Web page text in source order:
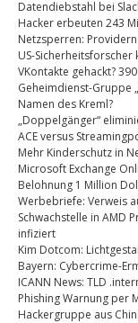
Datendiebstahl bei
Hacker erbeuten 243
Netzsperren:
US-Sicherheitsforscher
VKontakte gehackt?
Geheimdienst-Gruppe
Namen des Kreml?
„Doppelgänger“
ACE versus
Mehr Kinderschutz in
Microsoft Exchange
Belohnung 1 Million
Werbebriefe: Verweis
Schwachstelle in AMD
infiziert
Kim Dotcom:
Bayern: Cybercrime-
ICANN News: TLD
Phishing Warnung per
Hackergruppe aus